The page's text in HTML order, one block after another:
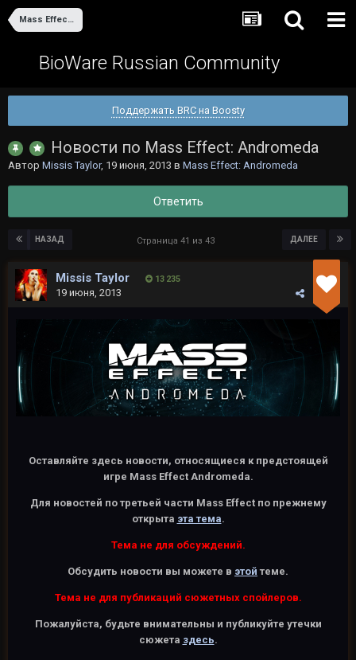
Mass Effect: Andromeda
BioWare Russian Community
Поддержать BRC на Boosty
Новости по Mass Effect: Andromeda
Автор Missis Taylor, 19 июня, 2013 в Mass Effect: Andromeda
Ответить
НАЗАД ДАЛЕЕ
Страница 41 из 43
Missis Taylor 13 235
19 июня, 2013
Оставляйте здесь новости, относящиеся к предстоящей
игре Mass Effect Andromeda.
Для новостей по третьей части Mass Effect по прежнему
открыта эта тема.
Тема не для обсуждений.
Обсудить новости вы можете в этой теме.
Тема не для публикаций сюжетных спойлеров.
Пожалуйста, будьте внимательны и публикуйте утечки
сюжета здесь.